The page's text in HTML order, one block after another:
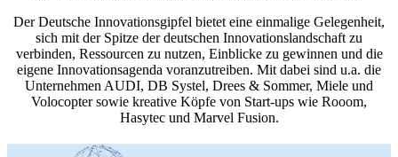
Der Deutsche Innovationsgipfel bietet eine einmalige Gelegenheit,
sich mit der Spitze der deutschen Innovationslandschaft zu
verbinden, Ressourcen zu nutzen, Einblicke zu gewinnen und die
eigene Innovationsagenda voranzutreiben. Mit dabei sind u.a. die
Unternehmen AUDI, DB Systel, Drees & Sommer, Miele und
Volocopter sowie kreative Köpfe von Start-ups wie Rooom,
Hasytec und Marvel Fusion.